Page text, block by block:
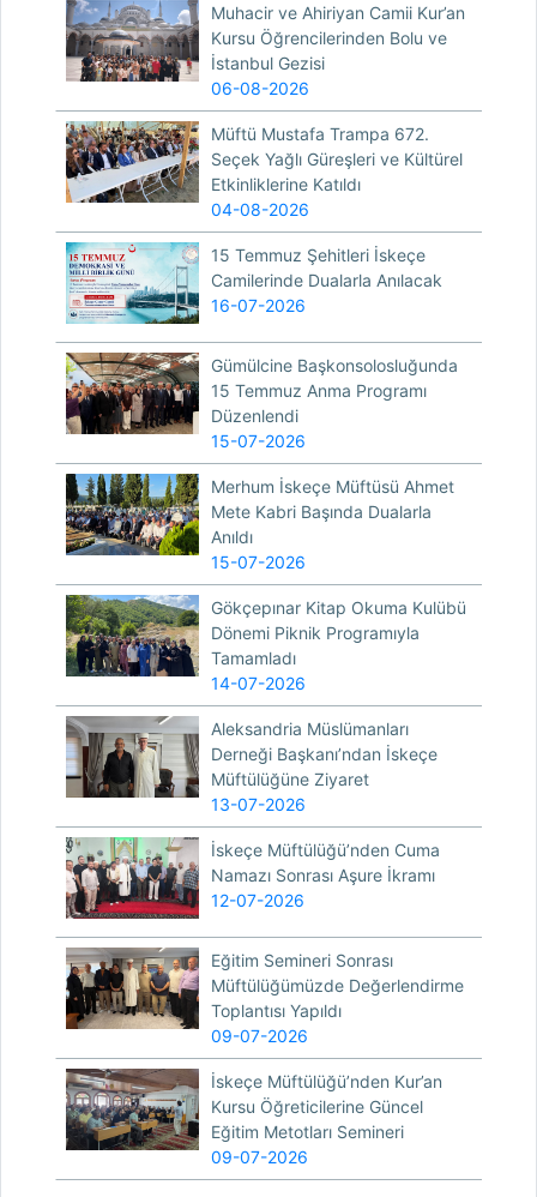
Muhacir ve Ahiriyan Camii Kur’an
Kursu Öğrencilerinden Bolu ve
İstanbul Gezisi
06-08-2026
Müftü Mustafa Trampa 672.
Seçek Yağlı Güreşleri ve Kültürel
Etkinliklerine Katıldı
04-08-2026
15 Temmuz Şehitleri İskeçe
Camilerinde Dualarla Anılacak
16-07-2026
Gümülcine Başkonsolosluğunda
15 Temmuz Anma Programı
Düzenlendi
15-07-2026
Merhum İskeçe Müftüsü Ahmet
Mete Kabri Başında Dualarla
Anıldı
15-07-2026
Gökçepınar Kitap Okuma Kulübü
Dönemi Piknik Programıyla
Tamamladı
14-07-2026
Aleksandria Müslümanları
Derneği Başkanı’ndan İskeçe
Müftülüğüne Ziyaret
13-07-2026
İskeçe Müftülüğü’nden Cuma
Namazı Sonrası Aşure İkramı
12-07-2026
Eğitim Semineri Sonrası
Müftülüğümüzde Değerlendirme
Toplantısı Yapıldı
09-07-2026
İskeçe Müftülüğü’nden Kur’an
Kursu Öğreticilerine Güncel
Eğitim Metotları Semineri
09-07-2026